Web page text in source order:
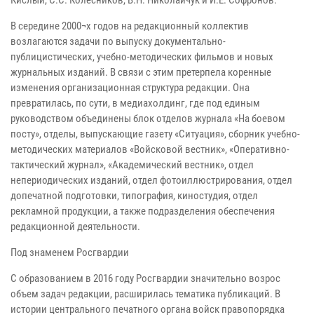
В середине 2000¬х годов на редакционный коллектив
возлагаются задачи по выпуску документально-
публицистических, учебно-методических фильмов и новых
журнальных изданий. В связи с этим претерпела коренные
изменения организационная структура редакции. Она
превратилась, по сути, в медиахолдинг, где под единым
руководством объединены блок отделов журнала «На боевом
посту», отделы, выпускающие газету «Ситуация», сборник учебно-
методических материалов «Войсковой вестник», «Оперативно-
тактический журнал», «Академический вестник», отдел
непериодических изданий, отдел фотоиллюстрирования, отдел
допечатной подготовки, типография, киностудия, отдел
рекламной продукции, а также подразделения обеспечения
редакционной деятельности.
Под знаменем Росгвардии
С образованием в 2016 году Росгвардии значительно возрос
объем задач редакции, расширилась тематика публикаций. В
истории центрального печатного органа войск правопорядка